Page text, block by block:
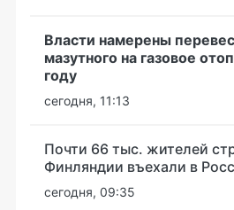
Власти намерены
мазутного на газовое
году
сегодня, 11:13
Почти 66 тыс. жителей
Финляндии въехали в
сегодня, 09:35